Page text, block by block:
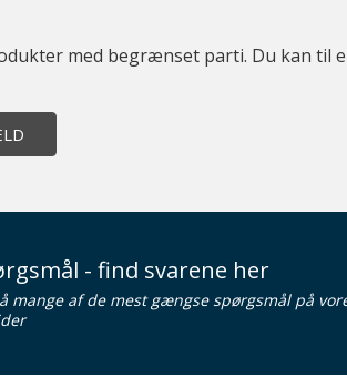
med begrænset parti. Du kan til
- find svarene her
mange af de mest gængse spørgsmål på